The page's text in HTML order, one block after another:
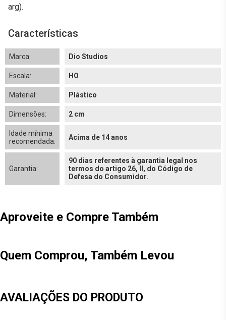
arg).
Características
Marca: Dio Studios
Escala: HO
Material: Plástico
Dimensões: 2 cm
Idade mínima
recomendada:
Acima de 14 anos
Garantia:
90 dias referentes à garantia legal nos
termos do artigo 26, II, do Código de
Defesa do Consumidor.
Aproveite e Compre Também
Quem Comprou, Também Levou
AVALIAÇÕES DO PRODUTO